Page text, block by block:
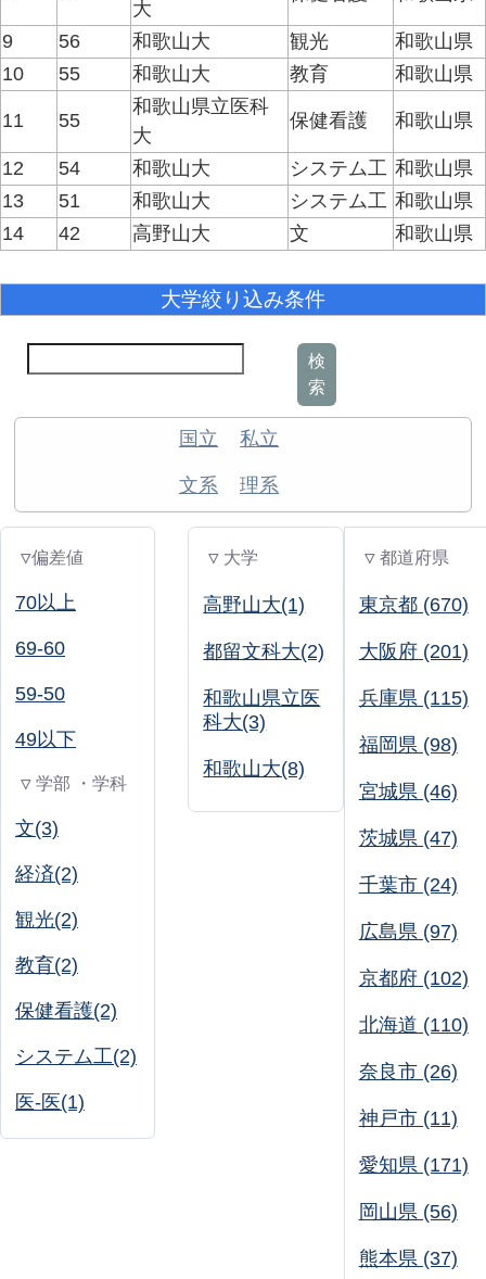
大
9 56 和歌山大 観光
和歌山県
10
55 和歌山大 教育 和歌山県
11 55
和歌山県立医科
大
保健看護 和歌山県
12 54 和歌山大 システム工 和歌山県
13
51 和歌山大 システム工 和歌山県
14
42 高野山大 文 和歌山県
大学絞り込み条件
検
索
国立 私立
文系 理系
▽偏差値
70以上
69-60
59-50
49以下
▽ 学部 ・学科
文(3)
経済(2)
観光(2)
教育(2)
保健看護(2)
システム工(2)
医-医(1)
▽ 大学
高野山大(1)
都留文科大(2)
和歌山県立医
科大(3)
和歌山大(8)
▽ 都道府県
東京都 (670)
大阪府 (201)
兵庫県 (115)
福岡県 (98)
宮城県 (46)
茨城県 (47)
千葉市 (24)
広島県 (97)
京都府 (102)
北海道 (110)
奈良市 (26)
神戸市 (11)
愛知県 (171)
岡山県 (56)
熊本県 (37)